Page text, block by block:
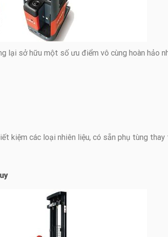
lại sở hữu một số ưu điểm vô cùng hoàn hảo
kiệm các loại nhiên liệu, có sẵn phụ tùng thay